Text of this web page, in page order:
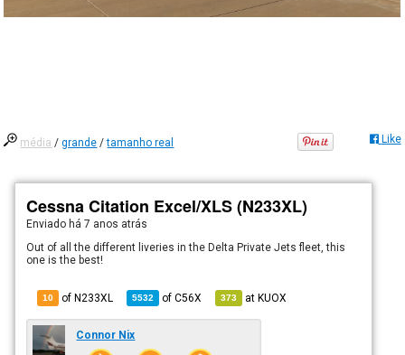
média /grande /tamanho real Like
Cessna Citation Excel/XLS (N233XL)
Enviado há7 anos atrás
Out of all the different liveries in the Delta Private Jets fleet, this
one is the best!
10 of N233XL 5532 ofC56X 373 atKUOX
Connor Nix